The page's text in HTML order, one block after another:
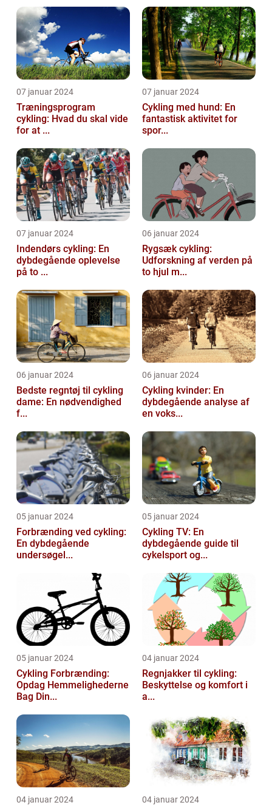
07 januar 2024
Træningsprogram
cykling: Hvad du skal vide
for at ...
07 januar 2024
Cykling med hund: En
fantastisk aktivitet for
spor...
07 januar 2024
Indendørs cykling: En
dybdegående oplevelse
på to ...
06 januar 2024
Rygsæk cykling:
Udforskning af verden på
to hjul m...
06 januar 2024
Bedste regntøj til cykling
dame: En nødvendighed
f...
06 januar 2024
Cykling kvinder: En
dybdegående analyse af
en voks...
05 januar 2024
Forbrænding ved cykling:
En dybdegående
undersøgel...
05 januar 2024
Cykling TV: En
dybdegående guide til
cykelsport og...
05 januar 2024
Cykling Forbrænding:
Opdag Hemmelighederne
Bag Din...
04 januar 2024
Regnjakker til cykling:
Beskyttelse og komfort i
a...
04 januar 2024 04 januar 2024